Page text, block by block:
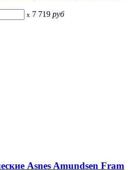
x 7 719 руб
Asnes Amundsen Fram